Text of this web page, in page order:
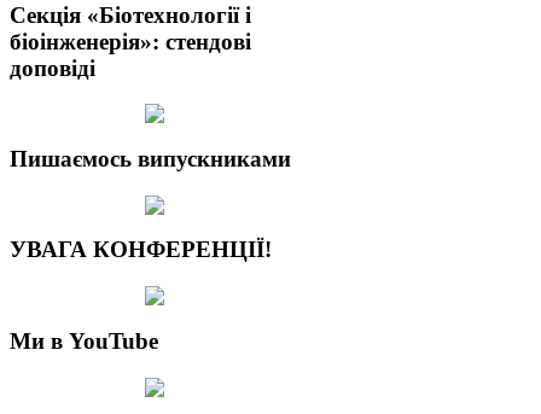
Секція «Біотехнології і
біоінженерія»: стендові
доповіді
Пишаємось випускниками
УВАГА КОНФЕРЕНЦІЇ!
Ми в YouTube